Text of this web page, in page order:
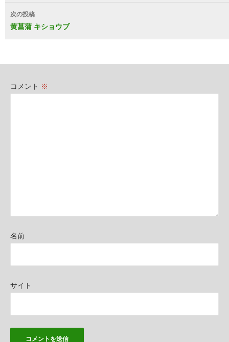
ナ
ビ
ー
シ
ョ
次の投稿
黄菖蒲 キショウブ
コメント ※
名前
サイト